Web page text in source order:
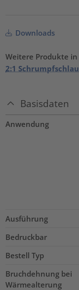
Downloads
Weitere Produkte
2:1
Basisdaten
Anwendung
Ausführung
Bedruckbar
Bestell Typ
Bruchdehnung bei
Wärmealterung